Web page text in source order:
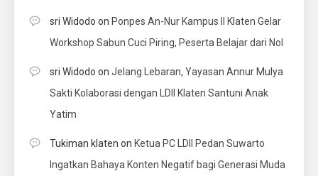
sri Widodo on Ponpes An-Nur Kampus II Klaten Gelar
Workshop Sabun Cuci Piring, Peserta Belajar dari Nol
sri Widodo on Jelang Lebaran, Yayasan Annur Mulya
Sakti Kolaborasi dengan LDII Klaten Santuni Anak
Yatim
Tukiman klaten on Ketua PC LDII Pedan Suwarto
Ingatkan Bahaya Konten Negatif bagi Generasi Muda